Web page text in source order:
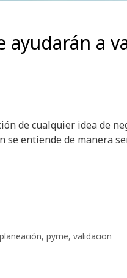
ayudarán a
de cualquier idea de
se entiende de manera
planeación, pyme, validacion